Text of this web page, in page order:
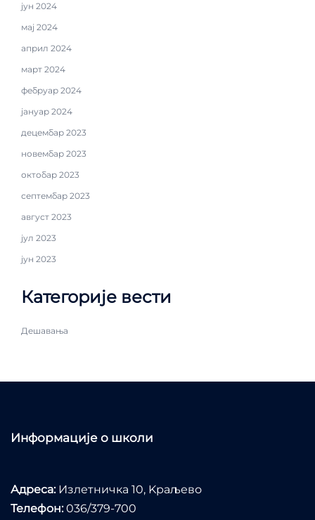
јун 2024
мај 2024
април 2024
март 2024
фебруар 2024
јануар 2024
децембар 2023
новембар 2023
октобар 2023
септембар 2023
август 2023
јул 2023
јун 2023
Категорије вести
Дешавања
Информације о школи
Адреса:Излетничка 10, Kраљево
Телефон:036/379-700